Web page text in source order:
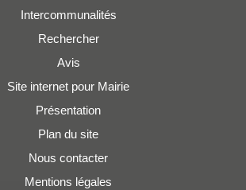
Intercommunalités
Rechercher
Avis
Site internet pour Mairie
Présentation
Plan du site
Nous contacter
Mentions légales